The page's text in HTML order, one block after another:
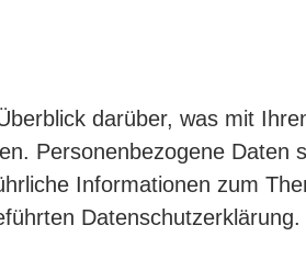
darüber, was mit
Personenbezogene Daten
Informationen zum
Datenschutzerklärung.